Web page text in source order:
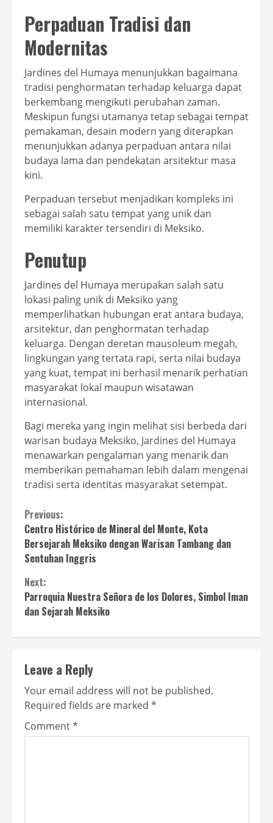
Perpaduan Tradisi dan
Modernitas
Jardines del Humaya menunjukkan bagaimana
tradisi penghormatan terhadap keluarga dapat
berkembang mengikuti perubahan zaman.
Meskipun fungsi utamanya tetap sebagai tempat
pemakaman, desain modern yang diterapkan
menunjukkan adanya perpaduan antara nilai
budaya lama dan pendekatan arsitektur masa
kini.
Perpaduan tersebut menjadikan kompleks ini
sebagai salah satu tempat yang unik dan
memiliki karakter tersendiri di Meksiko.
Penutup
Jardines del Humaya merupakan salah satu
lokasi paling unik di Meksiko yang
memperlihatkan hubungan erat antara budaya,
arsitektur, dan penghormatan terhadap
keluarga. Dengan deretan mausoleum megah,
lingkungan yang tertata rapi, serta nilai budaya
yang kuat, tempat ini berhasil menarik perhatian
masyarakat lokal maupun wisatawan
internasional.
Bagi mereka yang ingin melihat sisi berbeda dari
warisan budaya Meksiko, Jardines del Humaya
menawarkan pengalaman yang menarik dan
memberikan pemahaman lebih dalam mengenai
tradisi serta identitas masyarakat setempat.
Continue
Reading
Previous:
Centro Histórico de Mineral del Monte, Kota
Bersejarah Meksiko dengan Warisan Tambang dan
Sentuhan Inggris
Next:
Parroquia Nuestra Señora de los Dolores, Simbol Iman
dan Sejarah Meksiko
Leave a Reply
Your email address will not be published.
Required fields are marked *
Comment*